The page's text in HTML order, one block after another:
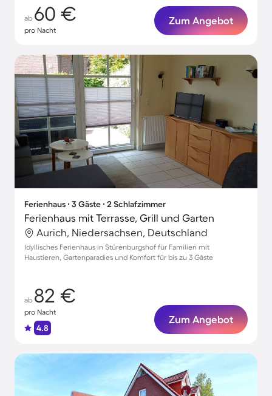
ab 60 €
pro Nacht
Zum Angebot
Ferienhaus ∙ 3 Gäste ∙ 2 Schlafzimmer
Ferienhaus mit Terrasse, Grill und Garten
Aurich, Niedersachsen, Deutschland
Idyllisches Ferienhaus in Stürenburgshof für Familien mit
Haustieren, Gartenparadies und Komfort für bis zu 3 Gäste
ab 82 €
pro Nacht
4.8
Zum Angebot